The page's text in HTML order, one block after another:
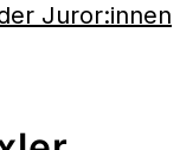
Juror:innen